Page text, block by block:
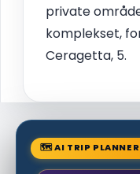
private
komplekset,
Ceragetta, 5.
🗺 AI TRIP